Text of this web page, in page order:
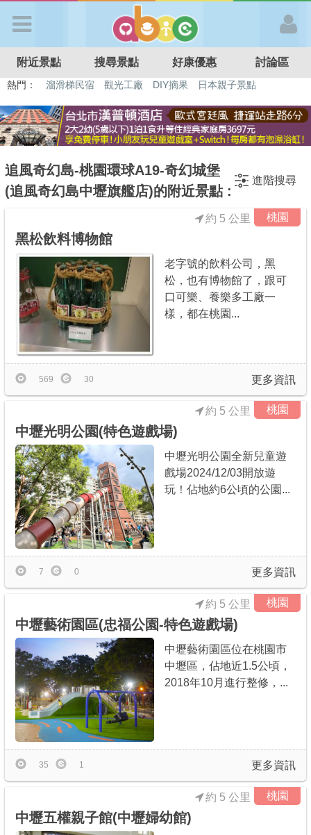
APP登入
首 頁
好康優惠
最新消息
最新留言
商家合作
推薦景點
討論區
聯絡我們
APP下載
附近景點 搜尋景點 好康優惠 討論區
熱門： 溜滑梯民宿 觀光工廠 DIY摘果
日本親子景點
追風奇幻島-桃園環球A19-奇幻城堡
(追風奇幻島中壢旗艦店)的附近景點 :
進階搜尋
桃園
約 5 公里
黑松飲料博物館‎
老字號的飲料公司，黑
松，也有博物館了，跟可
口可樂、養樂多工廠一
樣，都在桃園...
更多資訊
569 30
桃園
約 5 公里
中壢光明公園(特色遊戲場)
中壢光明公園全新兒童遊
戲場2024/12/03開放遊
玩！佔地約6公頃的公園...
更多資訊
7 0
桃園
約 5 公里
中壢藝術園區(忠福公園-特色遊戲場)
中壢藝術園區位在桃園市
中壢區，佔地近1.5公頃，
2018年10月進行整修，...
更多資訊
35 1
桃園
約 5 公里
中壢五權親子館(中壢婦幼館)